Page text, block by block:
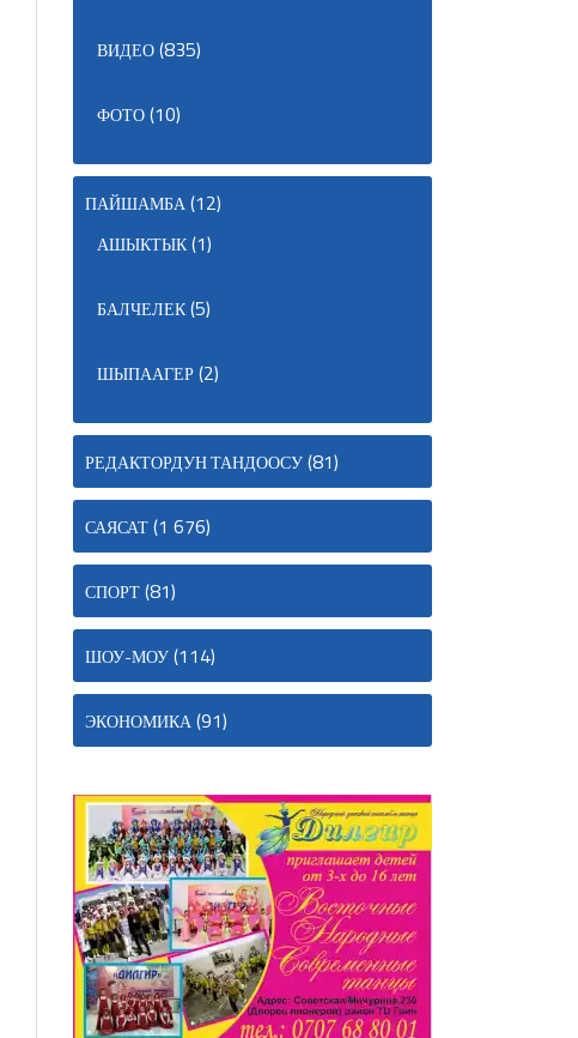
ВИДЕО(835)
ФОТО(10)
ПАЙШАМБА(12)
АШЫКТЫК(1)
БАЛЧЕЛЕК(5)
ШЫПААГЕР(2)
РЕДАКТОРДУН ТАНДООСУ(81)
САЯСАТ(1 676)
СПОРТ(81)
ШОУ-МОУ(114)
ЭКОНОМИКА(91)